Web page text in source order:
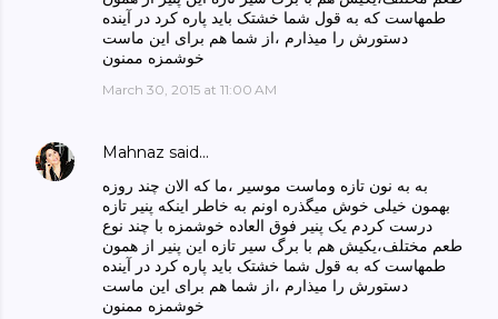
طمهاست که به قول شما خشتک باید پاره کرد در آینده
دستورش را میذارم ،از شما هم برای این ماست
خوشمزه ممنون
March 30, 2015 at 11:00 AM
Mahnaz said…
به به نون تازه وماست موسیر ،ما که الان چند روزه
بهمون خیلی خوش میگذره اونم به خاطر اینکه پنیر تازه
درست کردم یک پنیر فوق العاده خوشمزه با چند نوع
طعم مختلف،یکیش هم با برگ سیر تازه این پنیر از همون
طمهاست که به قول شما خشتک باید پاره کرد در آینده
دستورش را میذارم ،از شما هم برای این ماست
خوشمزه ممنون